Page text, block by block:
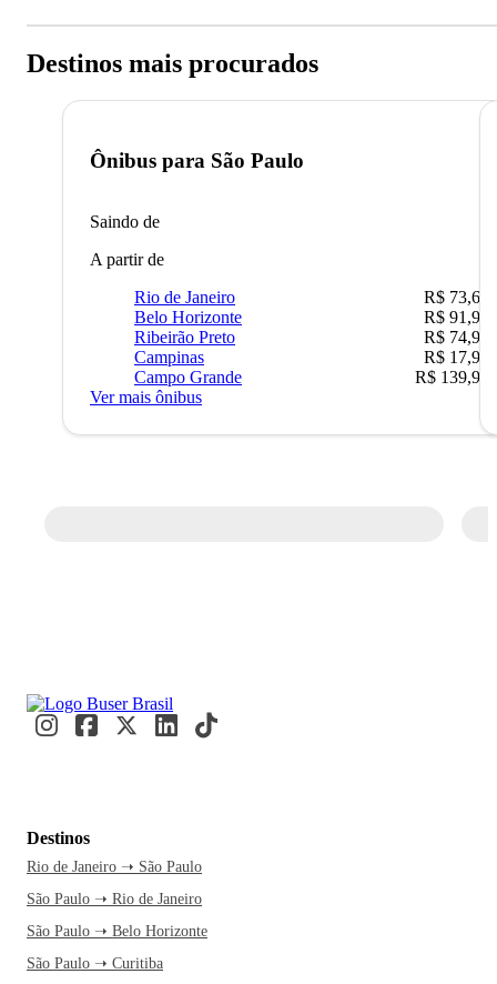
Destinos mais procurados
Ônibus para São Paulo
Saindo de
A partir de
Rio de Janeiro
R$ 73,68
Belo Horizonte
R$ 91,90
Ribeirão Preto
R$ 74,90
Campinas
R$ 17,90
Campo Grande
R$ 139,90
Ver mais ônibus
Destinos
Rio de Janeiro ➝ São Paulo
São Paulo ➝ Rio de Janeiro
São Paulo ➝ Belo Horizonte
São Paulo ➝ Curitiba